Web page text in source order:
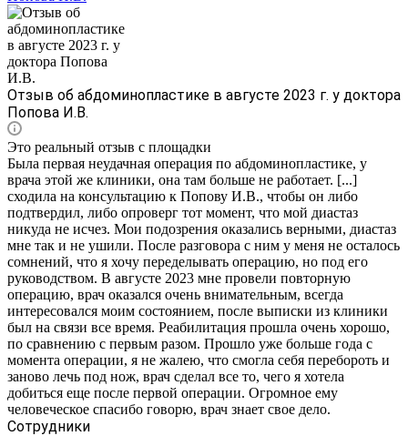
Отзыв об абдоминопластике в августе 2023 г. у доктора
Попова И.В.
Это реальный отзыв с площадки
Была первая неудачная операция по абдоминопластике​, у
врача этой же клиники, она там больше не работает. [...]
сходила на консультацию к Попову И.В., чтобы он либо
подтвердил, либо опроверг тот момент, что мой диастаз
никуда не исчез. Мои подозрения оказались верными, диастаз
мне так и не ушили. После разговора с ним у меня не осталось
сомнений, что я хочу переделывать операцию, но под его
руководством. В августе 2023 мне провели повторную
операцию, врач оказался очень внимательным, всегда
интересовался моим состоянием, после выписки из клиники
был на связи все время. Реабилитация прошла очень хорошо,
по сравнению с первым разом. Прошло уже больше года с
момента операции, я не жалею, что смогла себя перебороть и
заново лечь под нож, врач сделал все то, чего я хотела
добиться еще после первой операции. Огромное ему
человеческое спасибо говорю, врач знает свое дело.
Сотрудники